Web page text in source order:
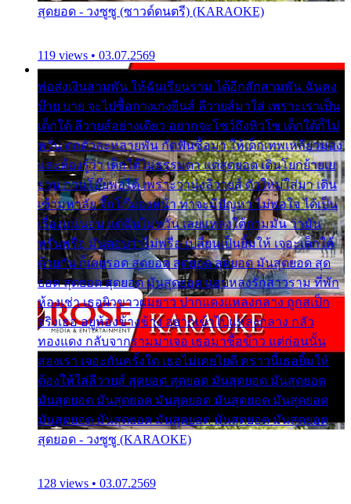
สุดยอด - วงซูซู (ซาวด์ดนตรี) (KARAOKE)
119 views • 03.07.2569
พ่อส่งเงินสามพัน ให้ฉันเรียนราม ได้อีกสักสามพัน ฉันคง
บ๊าย บาย จะไปซื้อกางเกงยีนส์ ลีวายส์มาใส่ เพราะเราเป็น
เด็กใต้ ลีวายส์อย่างเดียว อยากจะโชว์ถึงหิวโซ เด็กใต้ก็ไม่
หวั่น ตกตัวละหลายพัน กัดฟันซื้อมา ให้เด็กเทพเหลียวมอง
และต้องรู้ว่า เด็กใต้ไม่ธรรมดา แต่สุดยอด เดินโยกย้ายเย
ยวน กวนโอ๊ยพอได้ เพราะว่านุ่งลีวายส์ ตัวใหม่ใส่มา เดิน
เข้ามหาลัย จิ๊กโก๊มองหน้า ท่าจะมีปัญหา ไม่พอใจ ได้เป็น
เรื่องแน่นอน แต่ฉันไม่หวั่น เลยแหลงใต้ถามมัน ว่ามัน
พรั่นพรือ มันตอบว่าไม่พรื่อ เปลี่ยนเป็นยิ้มให้ เจอะเด็กใต้
ด้วยกัน ก็เลยรอด สุดยอด สุดยอด สุดยอด มันสุดยอด สุด
ยอด สุดยอด สุดยอด มันสุดยอด แอบหลงรักสาวราม ที่พัก
ห้องเช่า เธอผิวขาวผมยาว ปากแดงแหลงกลาง ถูกสเป็ก
จริงเธอ อยู่ห้องข้างข้าง อยากเข้าไปแหลงกลาง กลัว
ทองแดง กลับจากรามมาเจอ เธอมาซื้อข้าว แต่ก่อนนั้น
สองเรา เจอะกันครั้งใด เธอไม่เคยไยดี คราวนี้เธอยิ้มให้
ต้องให้ใส่ลีวายส์ สุดยอด สุดยอด มันสุดยอด มันสุดยอด
มันสุดยอด มันสุดยอด มันสุดยอด มันสุดยอด มันสุดยอด
มันสุดยอด มันสุดยอด มันสุดยอด มันสุดยอด มันสุดยอด
สุดยอด - วงซูซู (KARAOKE)
128 views • 03.07.2569